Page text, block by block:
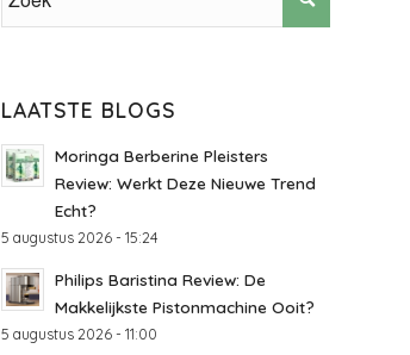
LAATSTE BLOGS
Moringa Berberine Pleisters
Review: Werkt Deze Nieuwe Trend
Echt?
5 augustus 2026 - 15:24
Philips Baristina Review: De
Makkelijkste Pistonmachine Ooit?
5 augustus 2026 - 11:00